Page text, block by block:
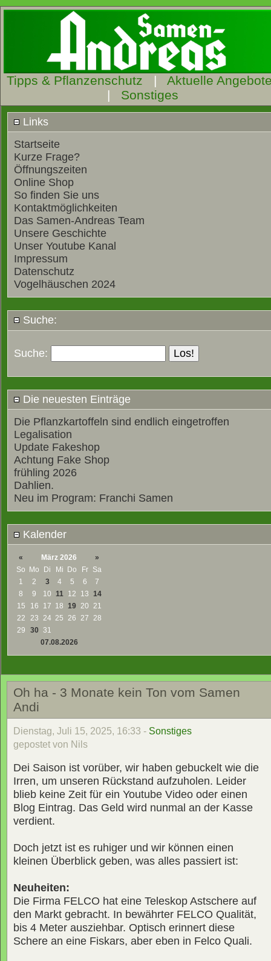
Tipps & Pflanzenschutz | Aktuelle
| Sonstiges
Links
Startseite
Kurze Frage?
Öffnungszeiten
Online Shop
So finden Sie uns
Kontaktmöglichkeiten
Das Samen-Andreas Team
Unsere Geschichte
Unser Youtube Kanal
Impressum
Datenschutz
Vogelhäuschen 2024
Suche:
Suche:
Die neuesten Einträge
Die Pflanzkartoffeln sind endlich eingetroffen
Legalisation
Update Fakeshop
Achtung Fake Shop
frühling 2026
Dahlien.
Neu im Program: Franchi Samen
Kalender
« März 2026
»
So Mo Di Mi Do Fr
Sa
1
2 3 4 5 6
7
8
9 10 11 12 13 14
15
16 17 18 19 20 21
22
23 24 25 26 27 28
29
30 31
07.08.2026
Oh ha - 3 Monate kein Ton vom Samen
Andi
Dienstag, Juli 15, 2025, 16:33 - Sonstiges
gepostet von Nils
Dei Saison ist vorüber, wir haben gebuckelt wie die
Irren, um unseren Rückstand aufzuholen. Leider
blieb keine Zeit für ein Youtube Video oder einen
Blog Eintrag. Das Geld wird nunmal an der Kasse
verdient.
Doch jetzt ist es ruhiger und wir können einen
kleinen Überblick geben, was alles passiert ist:
Neuheiten:
Die Firma FELCO hat eine Teleskop Astschere auf
den Markt gebracht. In bewährter FELCO Qualität,
bis 4 Meter ausziehbar. Optisch erinnert diese
Schere an eine Fiskars, aber eben in Felco Quali.